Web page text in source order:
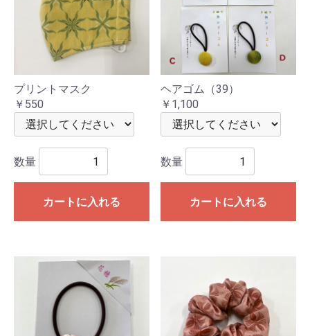
プリントマスク
￥550
数量
カートに入れる
ヘアゴム（39）
￥1,100
数量
カートに入れる